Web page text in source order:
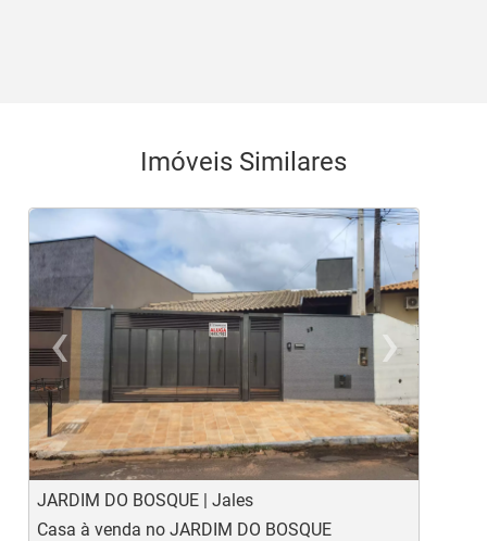
Imóveis Similares
‹
Previous
›
JARDIM DO BOSQUE | Jales
Casa à venda no JARDIM DO BOSQUE